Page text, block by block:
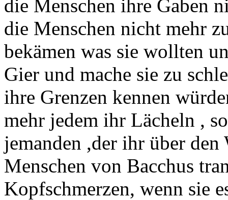
die Menschen ihre Gaben
die Menschen nicht mehr
bekämen was sie wollten
Gier und mache sie zu
ihre Grenzen kennen
mehr jedem ihr Lächeln ,
jemanden ,der ihr über
Menschen von Bacchus
Kopfschmerzen, wenn sie